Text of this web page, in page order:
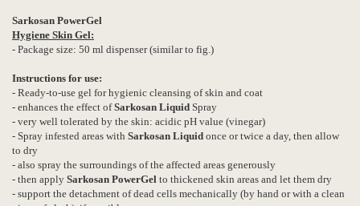
Sarkosan PowerGel
Hygiene Skin Gel:
- Package size: 50 ml dispenser (similar to fig.)
Instructions for use:
- Ready-to-use gel for hygienic cleansing of skin and coat
- enhances the effect ofSarkosan Liquid Spray
- very well tolerated by the skin: acidic pH value (vinegar)
- Spray infested areas with Sarkosan Liquid once or twice a day, then allow
to dry
- also spray the surroundings of the affected areas generously
- then apply Sarkosan PowerGel to thickened skin areas and let them dry
- support the detachment of dead cells mechanically (by hand or with a clean